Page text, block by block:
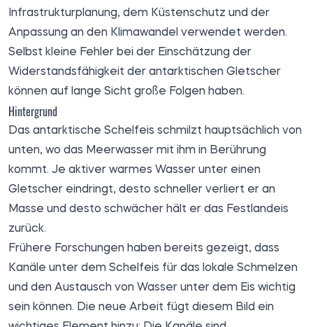
Infrastrukturplanung, dem Küstenschutz und der
Anpassung an den Klimawandel verwendet werden.
Selbst kleine Fehler bei der Einschätzung der
Widerstandsfähigkeit der antarktischen Gletscher
können auf lange Sicht große Folgen haben.
Hintergrund
Das antarktische Schelfeis schmilzt hauptsächlich von
unten, wo das Meerwasser mit ihm in Berührung
kommt. Je aktiver warmes Wasser unter einen
Gletscher eindringt, desto schneller verliert er an
Masse und desto schwächer hält er das Festlandeis
zurück.
Frühere Forschungen haben bereits gezeigt, dass
Kanäle unter dem Schelfeis für das lokale Schmelzen
und den Austausch von Wasser unter dem Eis wichtig
sein können. Die neue Arbeit fügt diesem Bild ein